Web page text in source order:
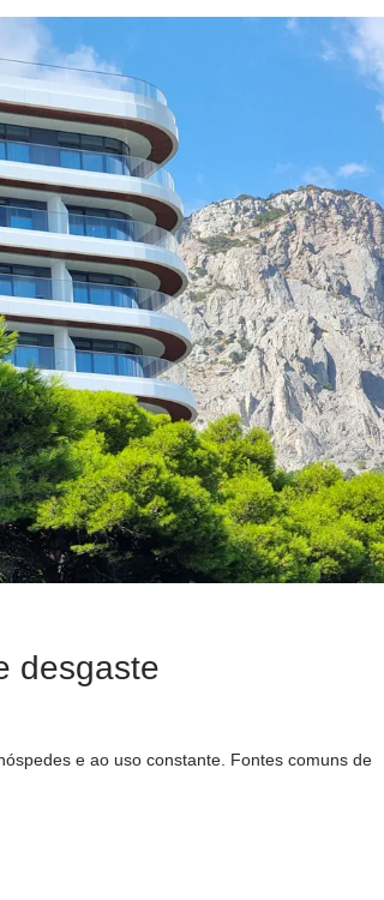
desgaste
e ao uso constante. Fontes comuns de